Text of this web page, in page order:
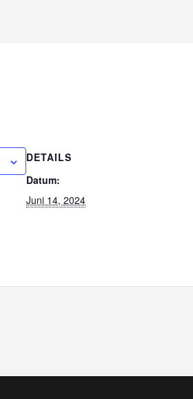
DETAILS
Datum:
Juni 14, 2024